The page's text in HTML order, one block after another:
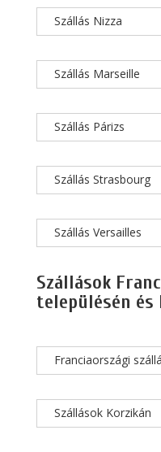
Szállás Nizza
Szállás Marseille
Szállás Párizs
Szállás Strasbourg
Szállás Versailles
Szállások
településén és
Franciaországi
Szállások Korzikán